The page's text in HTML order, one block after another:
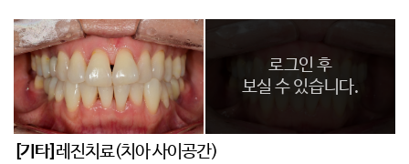
로그인 후
보실 수 있습니다.
[기타] 레진치료(치아 사이공간)